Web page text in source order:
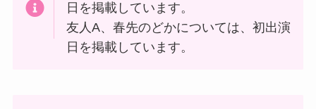
日を掲載しています。
友人A、春先のどかについては、初出演
日を掲載しています。